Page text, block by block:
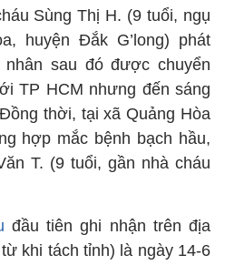
Sùng Thị H. (9 tuổi, ngụ
huyện Đắk G’long) phát
nhân sau đó được chuyển
TP HCM nhưng đến sáng
thời, tại xã Quảng Hòa
hợp mắc bệnh bạch hầu,
T. (9 tuổi, gần nhà cháu
đầu tiên ghi nhận trên địa
khi tách tỉnh) là ngày 14-6